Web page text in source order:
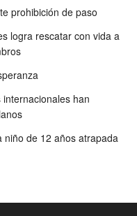
prohibición de paso
logra rescatar con vida a
han
niño de 12 años atrapada